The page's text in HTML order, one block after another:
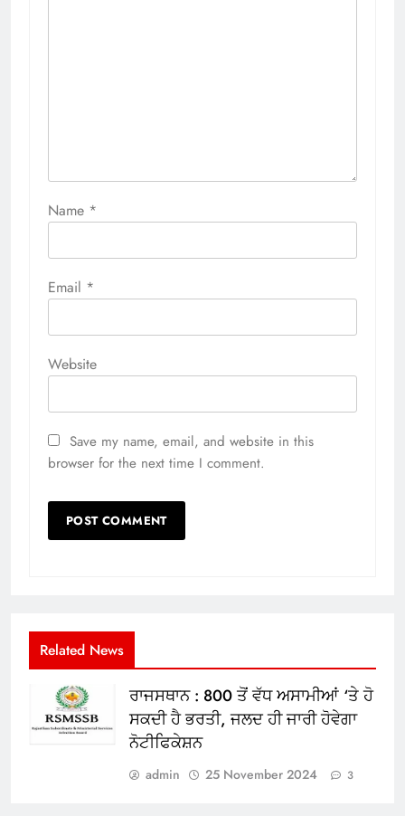
Name *
Email *
Website
Save my name, email, and website in this
browser for the next time I comment.
Related News
ਰਾਜਸਥਾਨ : 800 ਤੋਂ ਵੱਧ ਅਸਾਮੀਆਂ ‘ਤੇ ਹੋ
ਸਕਦੀ ਹੈ ਭਰਤੀ, ਜਲਦ ਹੀ ਜਾਰੀ ਹੋਵੇਗਾ
ਨੋਟੀਫਿਕੇਸ਼ਨ
admin 25 November 2024 3